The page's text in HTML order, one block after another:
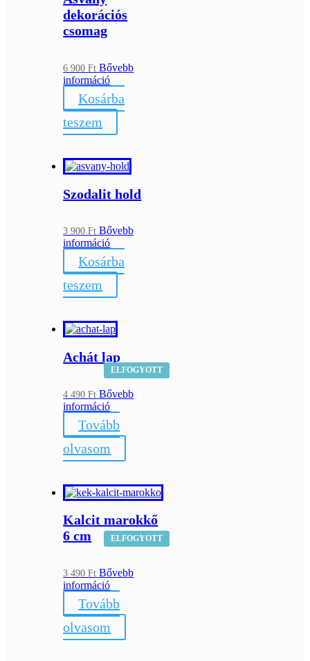
dekorációs
csomag
6 900Ft Bővebb
információ
Kosárba
teszem
Szodalit hold
3 900Ft Bővebb
információ
Kosárba
teszem
ELFOGYOTT
Achát lap
4 490Ft Bővebb
információ
Tovább
olvasom
ELFOGYOTT
Kalcit marokkő
6 cm
3 490Ft Bővebb
információ
Tovább
olvasom